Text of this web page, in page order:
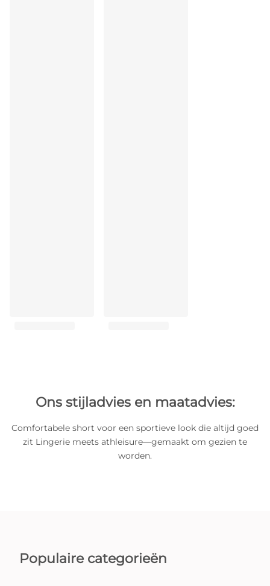
Ons stijladvies en maatadvies:
Comfortabele short voor een sportieve look die altijd goed
zit Lingerie meets athleisure—gemaakt om gezien te
worden.
Populaire categorieën